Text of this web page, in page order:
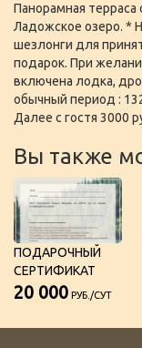
Панорамная
Ладожское озеро. *
шезлонги для
подарок. При
включена лодка,
обычный период :
Далее с гостя 3000
Вы также
ПОДАРОЧНЫЙ
СЕРТИФИКАТ
20 000 РУБ./СУТ